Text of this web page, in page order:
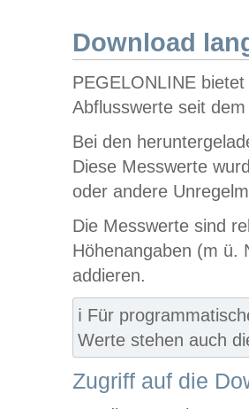
Download
PEGELONLINE
Abflusswerte seit
Bei den
Diese Messwerte
oder andere
Die Messwerte sind
Höhenangaben (m ü.
addieren.
ℹ️ Für
Werte stehen auch
Zugriff auf die